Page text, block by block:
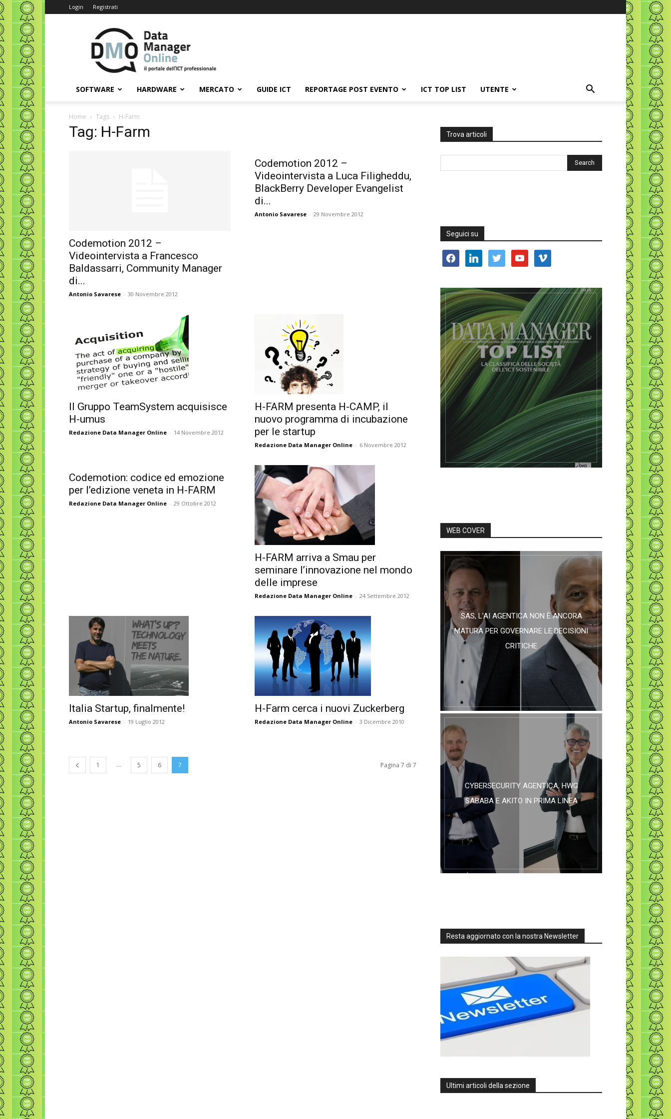
Login Registrati
Data
Manager
Online
SOFTWARE HARDWARE MERCATO GUIDE ICT REPORTAGE POST EVENTO ICT TOP LIST UTENTE
Home Tags H-Farm
Tag: H-Farm
Codemotion 2012 –
Videointervista a Francesco
Baldassarri, Community Manager
di...
Antonio Savarese - 30 Novembre 2012
Codemotion 2012 –
Videointervista a Luca Filigheddu,
BlackBerry Developer Evangelist
di...
Antonio Savarese - 29 Novembre 2012
Il Gruppo TeamSystem acquisisce
H-umus
Redazione Data Manager Online - 14 Novembre 2012
H-FARM presenta H-CAMP, il
nuovo programma di incubazione
per le startup
Redazione Data Manager Online - 6 Novembre 2012
Codemotion: codice ed emozione
per l’edizione veneta in H-FARM
Redazione Data Manager Online - 29 Ottobre 2012
H-FARM arriva a Smau per
seminare l’innovazione nel mondo
delle imprese
Redazione Data Manager Online - 24 Settembre 2012
Italia Startup, finalmente!
Antonio Savarese - 19 Luglio 2012
H-Farm cerca i nuovi Zuckerberg
Redazione Data Manager Online - 3 Dicembre 2010
1 ... 5 6 7 Pagina 7 di 7
Trova articoli
Seguici su
facebooklinkedin twitter youtube vimeo
WEB COVER
SAS, L’AI AGENTICA NON È ANCORA
MATURA PER GOVERNARE LE DECISIONI
CRITICHE
CYBERSECURITY AGENTICA, HWG
SABABA E AKITO IN PRIMA LINEA
Resta aggiornato con la nostra Newsletter
Ultimi articoli della sezione